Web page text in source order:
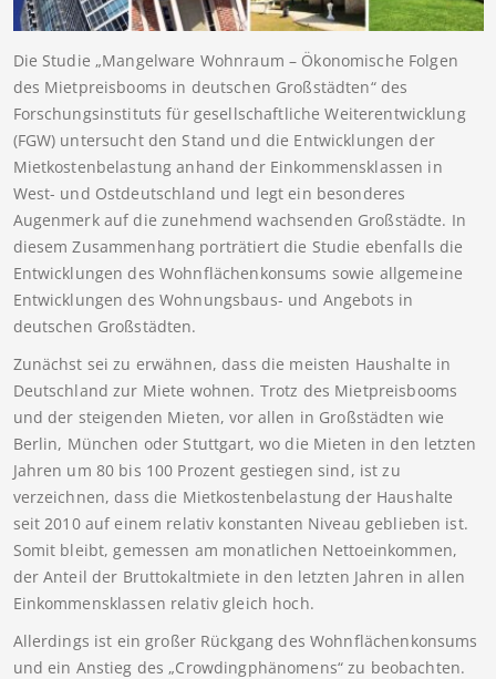
Die Studie „Mangelware Wohnraum – Ökonomische Folgen
des Mietpreisbooms in deutschen Großstädten“ des
Forschungsinstituts für gesellschaftliche Weiterentwicklung
(FGW) untersucht den Stand und die Entwicklungen der
Mietkostenbelastung anhand der Einkommensklassen in
West- und Ostdeutschland und legt ein besonderes
Augenmerk auf die zunehmend wachsenden Großstädte. In
diesem Zusammenhang porträtiert die Studie ebenfalls die
Entwicklungen des Wohnflächenkonsums sowie allgemeine
Entwicklungen des Wohnungsbaus- und Angebots in
deutschen Großstädten.
Zunächst sei zu erwähnen, dass die meisten Haushalte in
Deutschland zur Miete wohnen. Trotz des Mietpreisbooms
und der steigenden Mieten, vor allen in Großstädten wie
Berlin, München oder Stuttgart, wo die Mieten in den letzten
Jahren um 80 bis 100 Prozent gestiegen sind, ist zu
verzeichnen, dass die Mietkostenbelastung der Haushalte
seit 2010 auf einem relativ konstanten Niveau geblieben ist.
Somit bleibt, gemessen am monatlichen Nettoeinkommen,
der Anteil der Bruttokaltmiete in den letzten Jahren in allen
Einkommensklassen relativ gleich hoch.
Allerdings ist ein großer Rückgang des Wohnflächenkonsums
und ein Anstieg des „Crowdingphänomens“ zu beobachten.